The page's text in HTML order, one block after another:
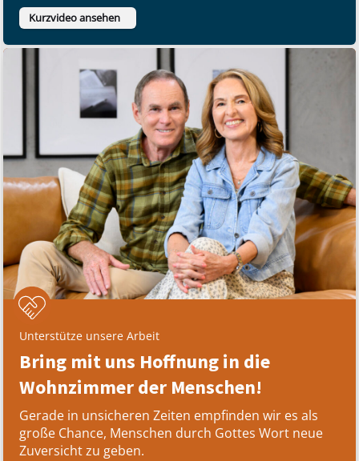
Kurzvideo ansehen
Unterstütze unsere Arbeit
Bring mit uns Hoffnung in die
Wohnzimmer der Menschen!
Gerade in unsicheren Zeiten empfinden wir es als
große Chance, Menschen durch Gottes Wort neue
Zuversicht zu geben.